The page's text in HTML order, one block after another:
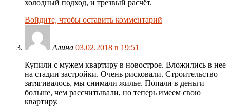
холодный подход, и трезвый расчёт.
Войдите, чтобы оставить комментарий
Алина 03.02.2018 в 19:51
Купили с мужем квартиру в новострое. Вложились в нее
на стадии застройки. Очень рисковали. Строительство
затягивалось, мы снимали жилье. Попали в деньги
больше, чем рассчитывали, но теперь имеем свою
квартиру.